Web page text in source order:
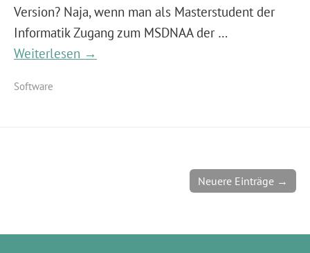
Version? Naja, wenn man als Masterstudent der
Informatik Zugang zum MSDNAA der …
Weiterlesen →
Software
Neuere Einträge →